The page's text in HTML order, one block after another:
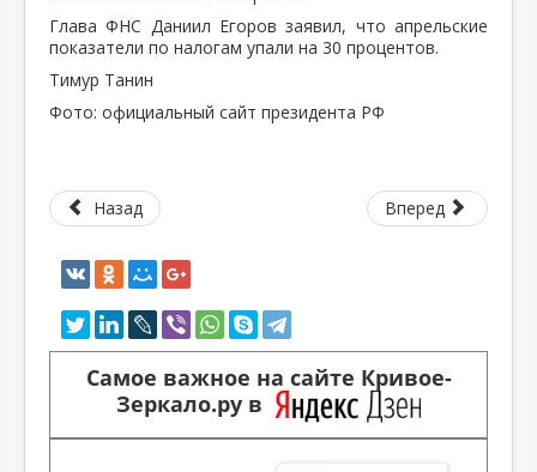
Глава ФНС Даниил Егоров заявил, что апрельские
показатели по налогам упали на 30 процентов.
Тимур Танин
Фото: официальный сайт президента РФ
Назад Вперед
Самое важное на сайте Кривое-
Зеркало.ру в